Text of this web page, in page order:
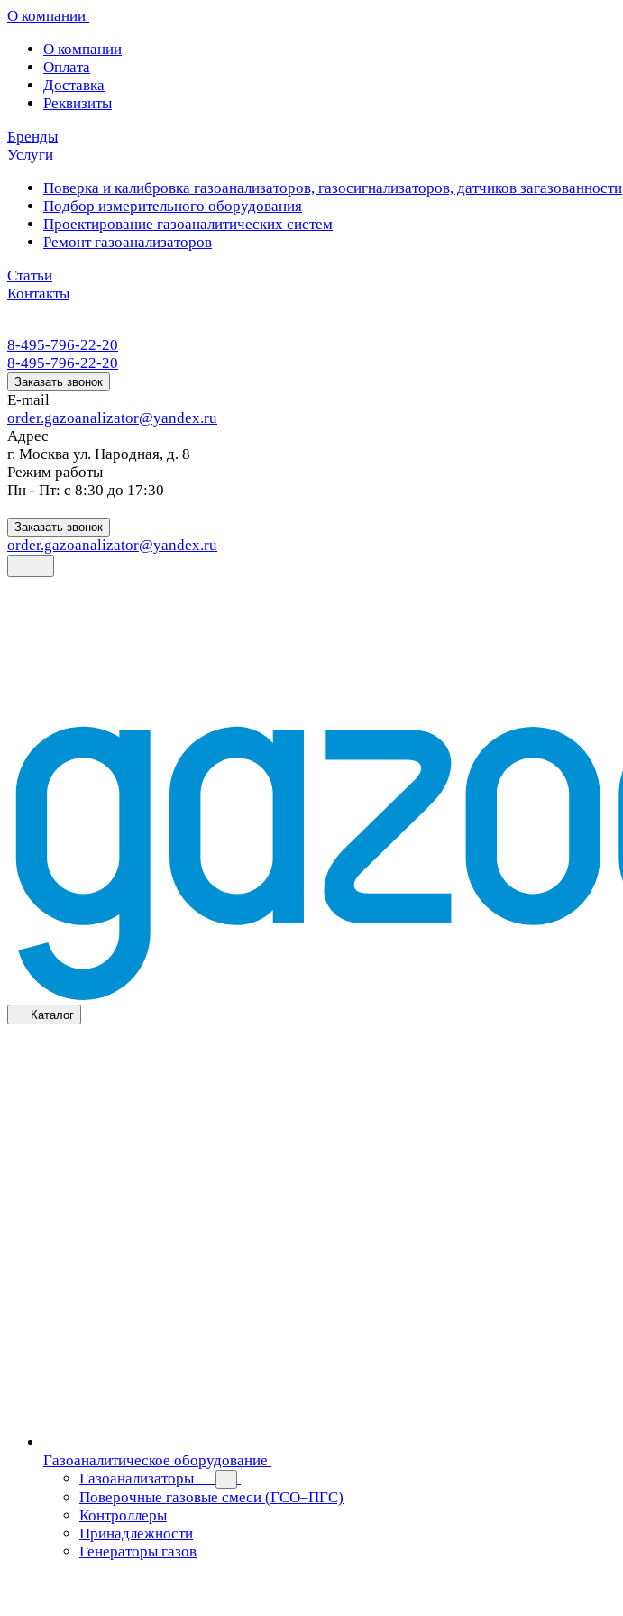
О компании
О компании
Оплата
Доставка
Реквизиты
Бренды
Услуги
Поверка и калибровка газоанализаторов, газосигнализаторов, датчиков загазованности
Подбор измерительного оборудования
Проектирование газоаналитических систем
Ремонт газоанализаторов
Статьи
Контакты
8-495-796-22-20
8-495-796-22-20
Заказать звонок
E-mail
order.gazoanalizator@yandex.ru
Адрес
г. Москва ул. Народная, д. 8
Режим работы
Пн - Пт: с 8:30 до 17:30
Заказать звонок
order.gazoanalizator@yandex.ru
Каталог
Газоаналитическое оборудование
Газоанализаторы
Поверочные газовые смеси (ГСО–ПГС)
Контроллеры
Принадлежности
Генераторы газов